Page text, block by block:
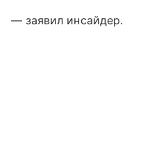
— заявил инсайдер.